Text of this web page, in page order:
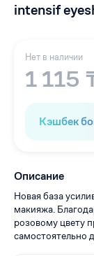
intensif
Нет в наличии
1 115
Кэшбек
Описание
Новая база
макияжа.
розовому цвету
самостоятельно